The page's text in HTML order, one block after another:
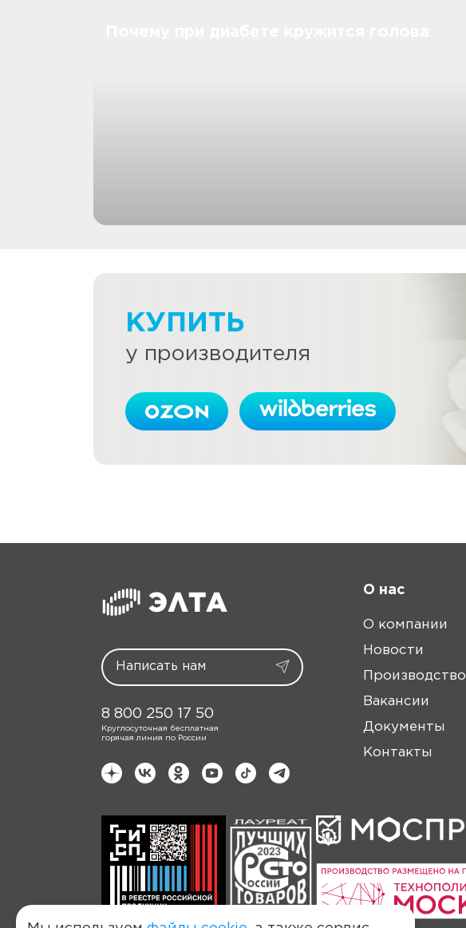
КУПИТЬ
у производителя
8 800 250 17 50
Круглосуточная бесплатная
горячая линия по России
О нас
О компании
Новости
Производство
Вакансии
Документы
Контакты